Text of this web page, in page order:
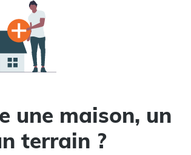
une maison, un
terrain ?